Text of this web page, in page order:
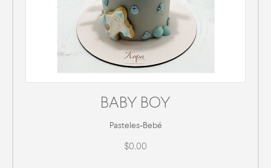
BABY BOY
Pasteles-Bebé
$0.00